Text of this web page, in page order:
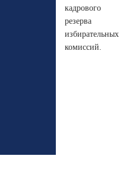
кадрового
резерва
избирательных
комиссий.